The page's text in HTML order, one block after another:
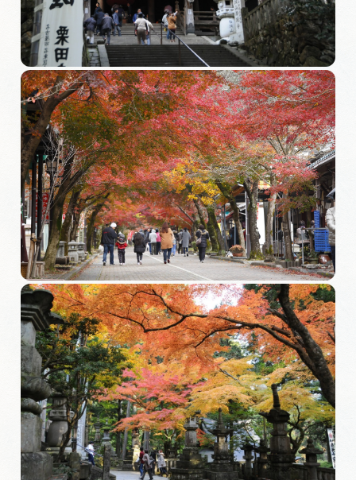
アクセス
インフォメーション
ぎふ旅レポーター記事
早わかり岐阜
買い物・お土産
体験予約サイト「ＶＩＳＩＴ岐阜県」
岐阜県アウトドア観光キャンペーン
岐阜県まるごと観光エリアガイド
岐阜県観光データベース
旅行会社・観光事業者の皆様へ
フォトライブラリー